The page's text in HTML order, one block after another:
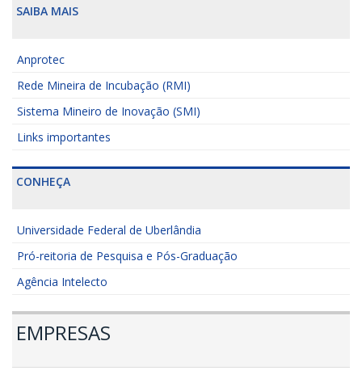
SAIBA MAIS
Anprotec
Rede Mineira de Incubação (RMI)
Sistema Mineiro de Inovação (SMI)
Links importantes
CONHEÇA
Universidade Federal de Uberlândia
Pró-reitoria de Pesquisa e Pós-Graduação
Agência Intelecto
EMPRESAS